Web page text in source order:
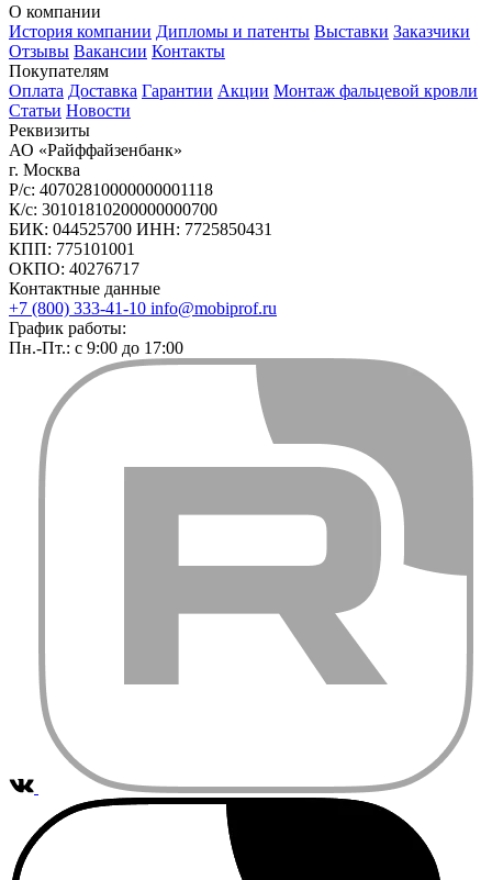
О компании
История компании Дипломы и патенты Выставки Заказчики
Отзывы Вакансии Контакты
Покупателям
Оплата Доставка Гарантии Акции Монтаж фальцевой кровли
Статьи Новости
Реквизиты
АО «Райффайзенбанк»
г. Москва
Р/с: 40702810000000001118
К/с: 30101810200000000700
БИК: 044525700 ИНН: 7725850431
КПП: 775101001
ОКПО: 40276717
Контактные данные
+7 (800) 333-41-10 info@mobiprof.ru
График работы:
Пн.-Пт.: с 9:00 до 17:00